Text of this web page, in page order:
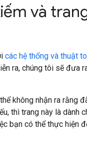
và
các hệ thống và thuật
ra, chúng tôi sẽ đưa
không nhận ra rằng
thì trang này là dành
bạn có thể thực hiện